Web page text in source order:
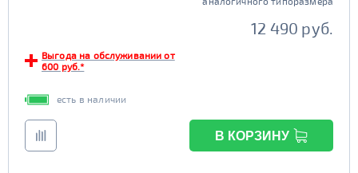
12 490 руб.
Выгода на обслуживании от
600 руб.*
есть в наличии
В КОРЗИНУ